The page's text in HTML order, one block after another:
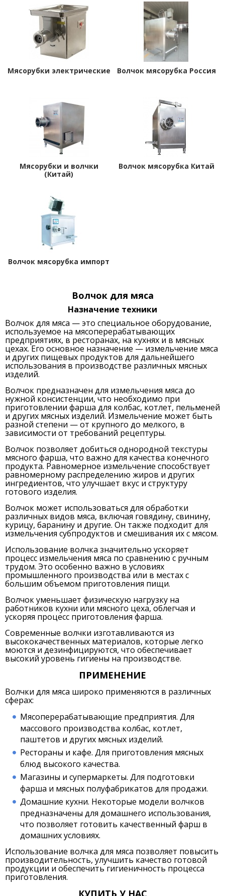
Мясорубки электрические Волчок мясорубка Россия
Мясорубки и волчки
(Китай)
Волчок мясорубка Китай
Волчок мясорубка импорт
Волчок для мяса
Назначение техники
Волчок для мяса — это специальное оборудование,
используемое на мясоперерабатывающих
предприятиях, в ресторанах, на кухнях и в мясных
цехах. Его основное назначение — измельчение мяса
и других пищевых продуктов для дальнейшего
использования в производстве различных мясных
изделий.
Волчок предназначен для измельчения мяса до
нужной консистенции, что необходимо при
приготовлении фарша для колбас, котлет, пельменей
и других мясных изделий. Измельчение может быть
разной степени — от крупного до мелкого, в
зависимости от требований рецептуры.
Волчок позволяет добиться однородной текстуры
мясного фарша, что важно для качества конечного
продукта. Равномерное измельчение способствует
равномерному распределению жиров и других
ингредиентов, что улучшает вкус и структуру
готового изделия.
Волчок может использоваться для обработки
различных видов мяса, включая говядину, свинину,
курицу, баранину и другие. Он также подходит для
измельчения субпродуктов и смешивания их с мясом.
Использование волчка значительно ускоряет
процесс измельчения мяса по сравнению с ручным
трудом. Это особенно важно в условиях
промышленного производства или в местах с
большим объемом приготовления пищи.
Волчок уменьшает физическую нагрузку на
работников кухни или мясного цеха, облегчая и
ускоряя процесс приготовления фарша.
Современные волчки изготавливаются из
высококачественных материалов, которые легко
моются и дезинфицируются, что обеспечивает
высокий уровень гигиены на производстве.
ПРИМЕНЕНИЕ
Волчки для мяса широко применяются в различных
сферах:
Мясоперерабатывающие предприятия. Для
массового производства колбас, котлет,
паштетов и других мясных изделий.
Рестораны и кафе. Для приготовления мясных
блюд высокого качества.
Магазины и супермаркеты. Для подготовки
фарша и мясных полуфабрикатов для продажи.
Домашние кухни. Некоторые модели волчков
предназначены для домашнего использования,
что позволяет готовить качественный фарш в
домашних условиях.
Использование волчка для мяса позволяет повысить
производительность, улучшить качество готовой
продукции и обеспечить гигиеничность процесса
приготовления.
КУПИТЬ У НАС